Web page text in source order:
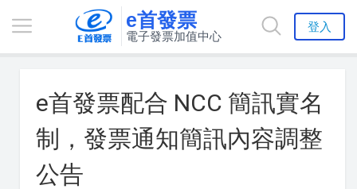
e首發票
電子發票加值中心
登入
e首發票配合 NCC 簡訊實名
制，發票通知簡訊內容調整
公告